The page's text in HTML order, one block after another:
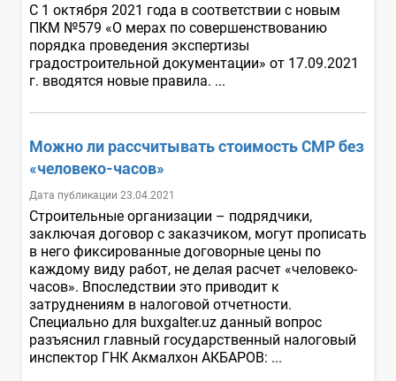
С 1 октября 2021 года в соответствии с новым
ПКМ №579 «О мерах по совершенствованию
порядка проведения экспертизы
градостроительной документации» от 17.09.2021
г. вводятся новые правила. ...
Можно ли рассчитывать стоимость СМР без
«человеко-часов»
Дата публикации 23.04.2021
Строительные организации – подрядчики,
заключая договор с заказчиком, могут прописать
в него фиксированные договорные цены по
каждому виду работ, не делая расчет «человеко-
часов». Впоследствии это приводит к
затруднениям в налоговой отчетности.
Специально для buxgalter.uz данный вопрос
разъяснил главный государственный налоговый
инспектор ГНК Акмалхон АКБАРОВ: ...